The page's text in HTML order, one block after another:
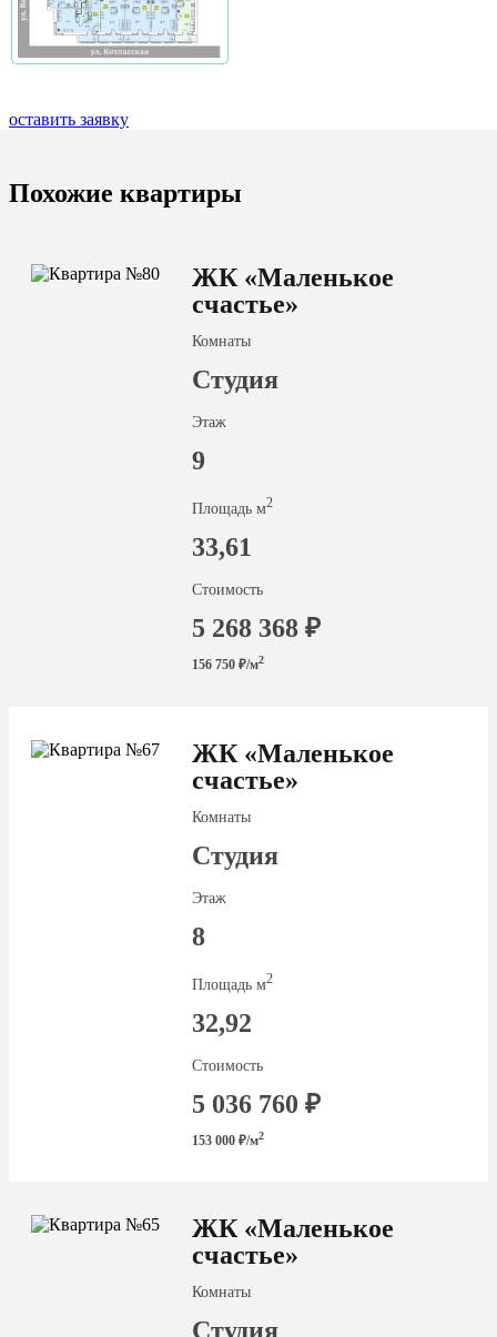
оставить заявку
Похожие квартиры
ЖК «Маленькое
счастье»
Комнаты
Студия
Этаж
9
Площадь м2
33,61
Стоимость
5 268 368 ₽
156 750 ₽/м2
ЖК «Маленькое
счастье»
Комнаты
Студия
Этаж
8
Площадь м2
32,92
Стоимость
5 036 760 ₽
153 000 ₽/м2
ЖК «Маленькое
счастье»
Комнаты
Студия